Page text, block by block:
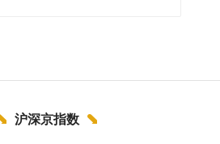
沪深京指数